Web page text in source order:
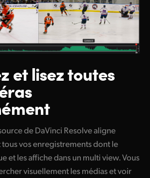
et lisez toutes
de DaVinci Resolve aligne
vos enregistrements dont le
et les affiche dans un multi view. Vous
visuellement les médias et voir